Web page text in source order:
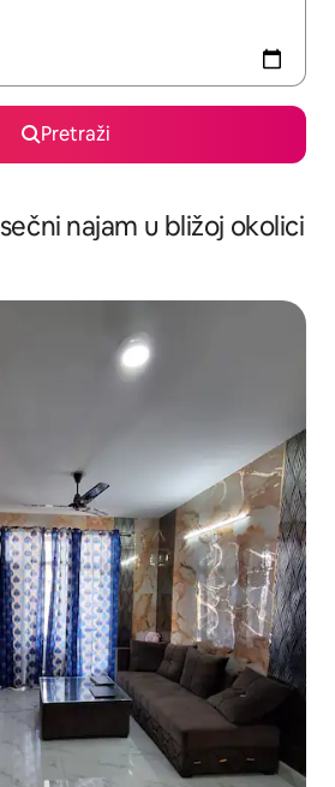
Pretraži
najam u bližoj okolici